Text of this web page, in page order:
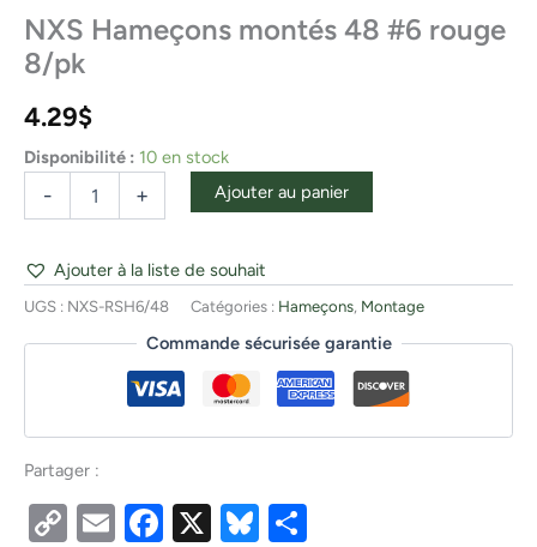
NXS Hameçons montés 48 #6 rouge
8/pk
4.29$
Disponibilité : 10 en stock
- + Ajouter au panier
Ajouter à la liste de souhait
UGS : NXS-RSH6/48 Catégories : Hameçons, Montage
Commande sécurisée garantie
Partager :
CopyEmailFacebook
X Bluesky